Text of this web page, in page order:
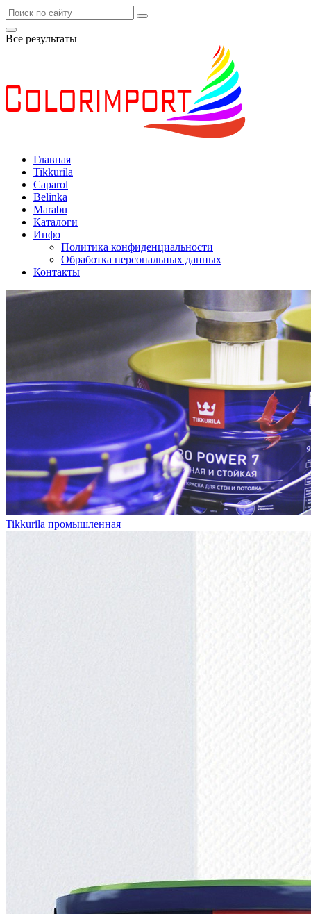
Все результаты
Главная
Tikkurila
Caparol
Belinka
Marabu
Каталоги
Инфо
Политика конфиденциальности
Обработка персональных данных
Контакты
Tikkurila промышленная